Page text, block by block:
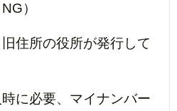
）
住所の役所が発行して
に必要、マイナンバー